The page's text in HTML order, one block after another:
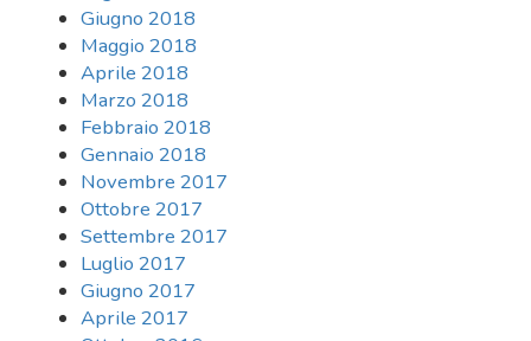
Giugno 2018
Maggio 2018
Aprile 2018
Marzo 2018
Febbraio 2018
Gennaio 2018
Novembre 2017
Ottobre 2017
Settembre 2017
Luglio 2017
Giugno 2017
Aprile 2017